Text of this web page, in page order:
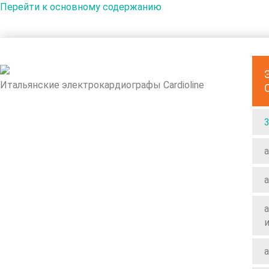
Перейти к основному содержанию
Итальянские электрокардиографы Cardioline